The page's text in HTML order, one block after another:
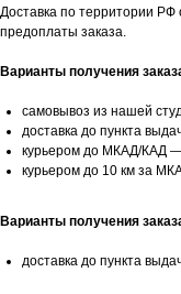
Доставка по территории РФ
предоплаты заказа.
Варианты получения
самовывоз из нашей
доставка до пункта
курьером до МКАД/КАД
курьером до 10 км за
Варианты получения
доставка до пункта